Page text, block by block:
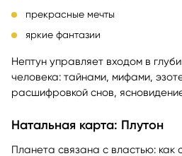
прекрасные мечты
яркие фантазии
Нептун управляет входом в
человека: тайнами, мифами,
расшифровкой снов,
Натальная карта: Плутон
Планета связана с властью: как